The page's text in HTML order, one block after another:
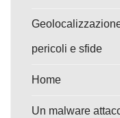
pericoli e sfide
Home
Un malware